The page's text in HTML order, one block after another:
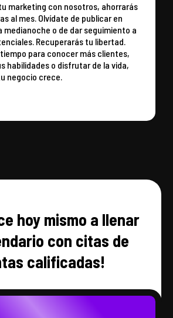
marketing con nosotros, ahorrarás
al mes. Olvídate de publicar en
medianoche o de dar seguimiento a
Recuperarás tu libertad.
para conocer más clientes,
habilidades o disfrutar de la vida,
negocio crece.
hoy mismo a llenar
con citas de
calificadas!